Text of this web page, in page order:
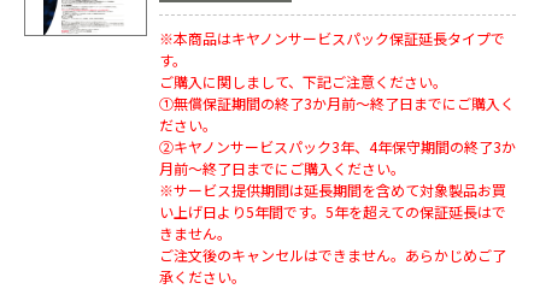
※本商品はキヤノンサービスパック保証延長タイプで
す。
ご購入に関しまして、下記ご注意ください。
①無償保証期間の終了3か月前～終了日までにご購入く
ださい。
②キヤノンサービスパック3年、4年保守期間の終了3か
月前～終了日までにご購入ください。
※サービス提供期間は延長期間を含めて対象製品お買
い上げ日より5年間です。5年を超えての保証延長はで
きません。
ご注文後のキャンセルはできません。あらかじめご了
承ください。